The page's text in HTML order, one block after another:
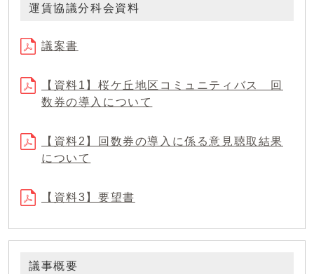
運賃協議分科会資料
議案書
【資料1】桜ケ丘地区コミュニティバス 回
数券の導入について
【資料2】回数券の導入に係る意見聴取結果
について
【資料3】要望書
議事概要